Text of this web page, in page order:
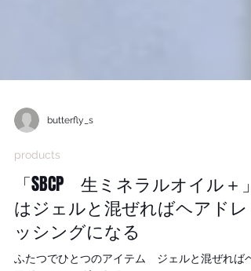
butterfly_s
products
「SBCP 生ミネラルオイル＋」
はジェルと混ぜればヘアドレ